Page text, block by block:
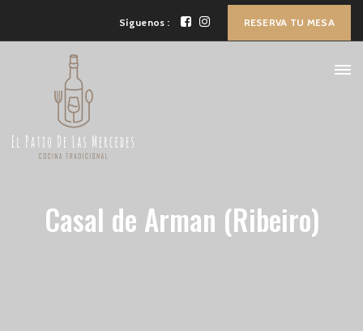
Síguenos : RESERVA TU MESA
Casal de Arman (Ribeiro)